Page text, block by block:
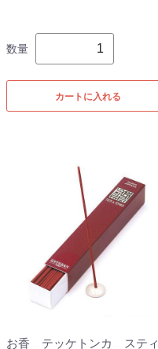
数量
カートに入れる
お香 テッケトンカ スティ